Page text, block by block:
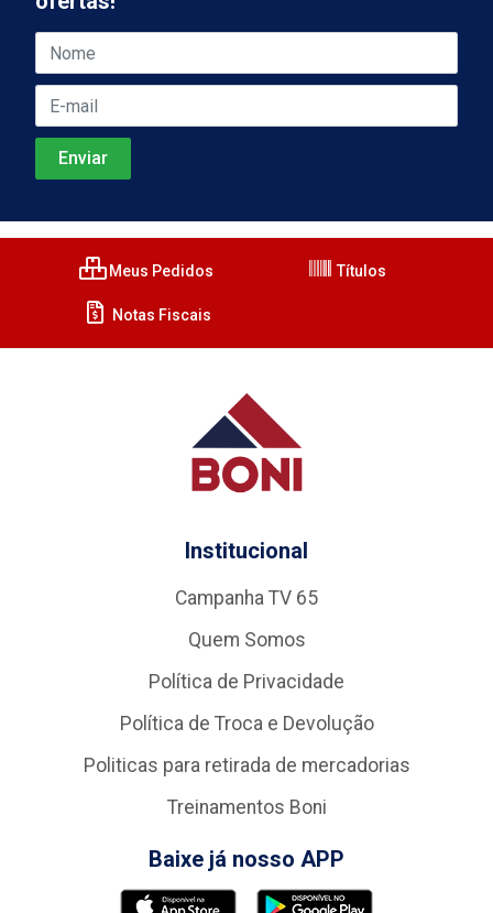
Meus Pedidos Títulos
Notas Fiscais
Institucional
Campanha TV 65
Quem Somos
Política de Privacidade
Política de Troca e Devolução
Politicas para retirada de mercadorias
Treinamentos Boni
Baixe já nosso APP